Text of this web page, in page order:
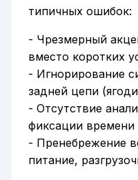
типичных ошибок:
- Чрезмерный
вместо коротких
- Игнорирование
задней цепи
- Отсутствие
фиксации времени
- Пренебрежение
питание,